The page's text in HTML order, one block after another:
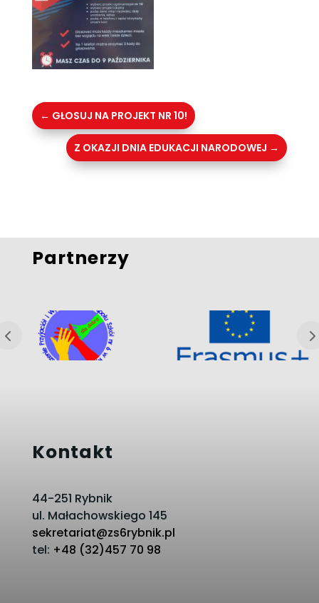
← GŁOSUJ NA PROJEKT NR 10!
Z OKAZJI DNIA EDUKACJI NARODOWEJ →
Partnerzy
Kontakt
44-251 Rybnik
ul. Małachowskiego 145
sekretariat@zs6rybnik.pl
tel: +48 (32)457 70 98